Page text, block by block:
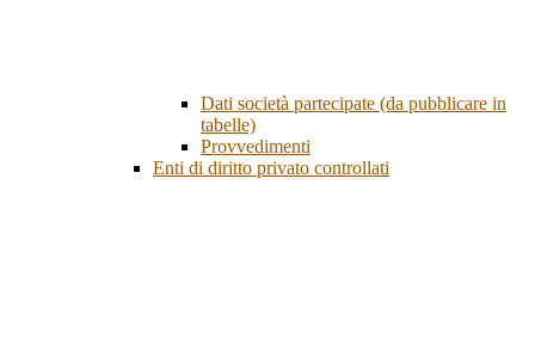
Dati società partecipate (da pubblicare in
tabelle)
Provvedimenti
Enti di diritto privato controllati